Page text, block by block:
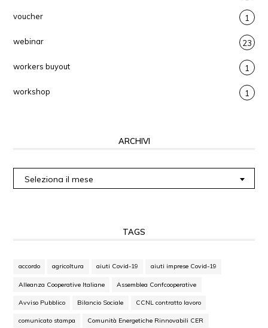
voucher 1
webinar 23
workers buyout 1
workshop 1
ARCHIVI
Seleziona il mese
TAGS
accordo agricoltura aiuti Covid-19 aiuti imprese Covid-19
Alleanza Cooperative Italiane Assemblea Confcooperative
Avviso Pubblico Bilancio Sociale CCNL contratto lavoro
comunicato stampa Comunità Energetiche Rinnovabili CER